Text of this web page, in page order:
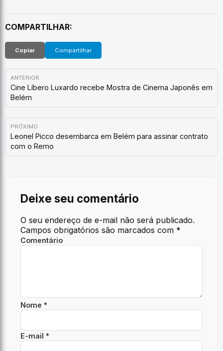
COMPARTILHAR:
Copiar Compartilhar
ANTERIOR
Cine Líbero Luxardo recebe Mostra de Cinema Japonês em
Belém
PRÓXIMO
Leonel Picco desembarca em Belém para assinar contrato
com o Remo
Deixe seu comentário
O seu endereço de e-mail não será publicado.
Campos obrigatórios são marcados com *
Comentário
Nome *
E-mail *